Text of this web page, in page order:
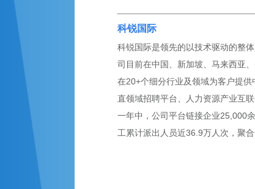
科锐国际
科锐国际是领先的以技术驱动的整
司目前在中国、新加坡、马来西亚
在20+个细分行业及领域为客户提
直领域招聘平台、人力资源产业互
一年中，公司平台链接企业25,000
工累计派出人员近36.9万人次，聚